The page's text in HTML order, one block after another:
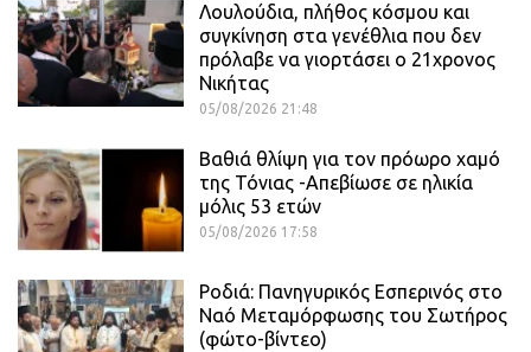
Λουλούδια, πλήθος κόσμου και
συγκίνηση στα γενέθλια που δεν
πρόλαβε να γιορτάσει ο 21χρονος
Νικήτας
05/08/2026 21:48
Βαθιά θλίψη για τον πρόωρο χαμό
της Τόνιας -Απεβίωσε σε ηλικία
μόλις 53 ετών
05/08/2026 17:58
Ροδιά: Πανηγυρικός Εσπερινός στο
Ναό Μεταμόρφωσης του Σωτήρος
(φώτο-βίντεο)